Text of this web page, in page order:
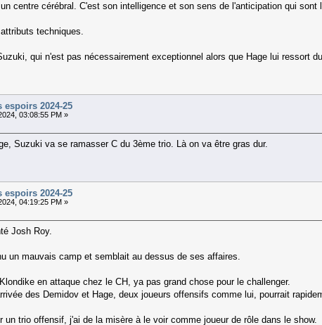
centre cérébral. C'est son intelligence et son sens de l'anticipation qui sont
techniques.
qui n'est pas nécessairement exceptionnel alors que Hage lui ressort
espoirs 2024-25
03:08:55 PM »
Suzuki va se ramasser C du 3ème trio. Là on va être gras dur.
espoirs 2024-25
04:19:25 PM »
Josh Roy.
un mauvais camp et semblait au dessus de ses affaires.
en attaque chez le CH, ya pas grand chose pour le challenger.
des Demidov et Hage, deux joueurs offensifs comme lui, pourrait
un trio offensif, j'ai de la misère à le voir comme joueur de rôle dans le show.